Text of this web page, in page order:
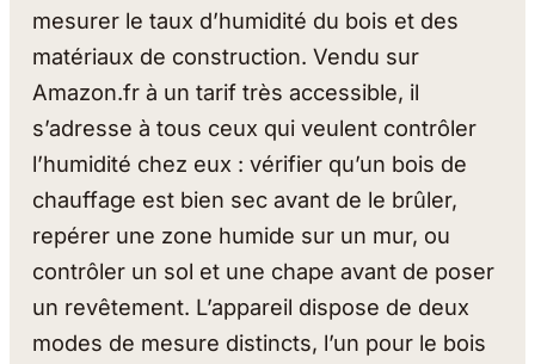
mesurer le taux d’humidité du bois et des
matériaux de construction. Vendu sur
Amazon.fr à un tarif très accessible, il
s’adresse à tous ceux qui veulent contrôler
l’humidité chez eux : vérifier qu’un bois de
chauffage est bien sec avant de le brûler,
repérer une zone humide sur un mur, ou
contrôler un sol et une chape avant de poser
un revêtement. L’appareil dispose de deux
modes de mesure distincts, l’un pour le bois